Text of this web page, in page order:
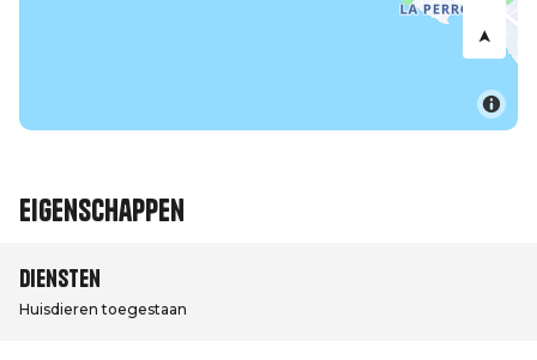
Eigenschappen
Diensten
Huisdieren toegestaan